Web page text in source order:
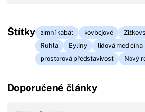
Štítky zimní kabát kovbojové
Ruhla
Byliny
lidová medicína
prostorová představivost
Nový
Doporučené články